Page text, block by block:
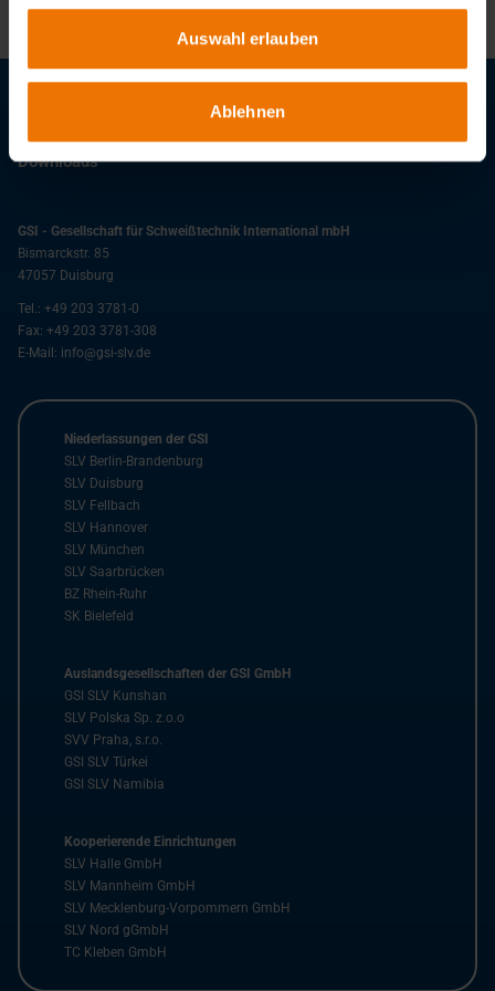
Auswahl erlauben
Ablehnen
Downloads
GSI - Gesellschaft für Schweißtechnik International mbH
Bismarckstr. 85
47057 Duisburg
Tel.: +49 203 3781-0
Fax: +49 203 3781-308
E-Mail: info@gsi-slv.de
Niederlassungen der GSI
SLV Berlin-Brandenburg
SLV Duisburg
SLV Fellbach
SLV Hannover
SLV München
SLV Saarbrücken
BZ Rhein-Ruhr
SK Bielefeld
Auslandsgesellschaften der GSI GmbH
GSI SLV Kunshan
SLV Polska Sp. z.o.o
SVV Praha, s.r.o.
GSI SLV Türkei
GSI SLV Namibia
Kooperierende Einrichtungen
SLV Halle GmbH
SLV Mannheim GmbH
SLV Mecklenburg-Vorpommern GmbH
SLV Nord gGmbH
TC Kleben GmbH